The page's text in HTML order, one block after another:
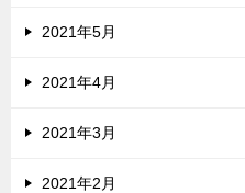
2021年5月
2021年4月
2021年3月
2021年2月